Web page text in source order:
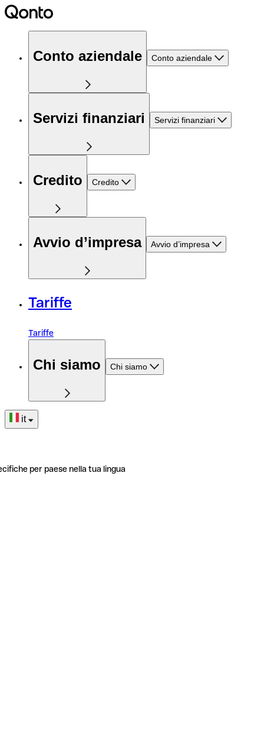
Conto aziendale Conto aziendale
Servizi finanziari Servizi finanziari
Credito Credito
Avvio d’impresa Avvio d’impresa
Tariffe
Tariffe
Chi siamo Chi siamo
it
per paese nella tua lingua